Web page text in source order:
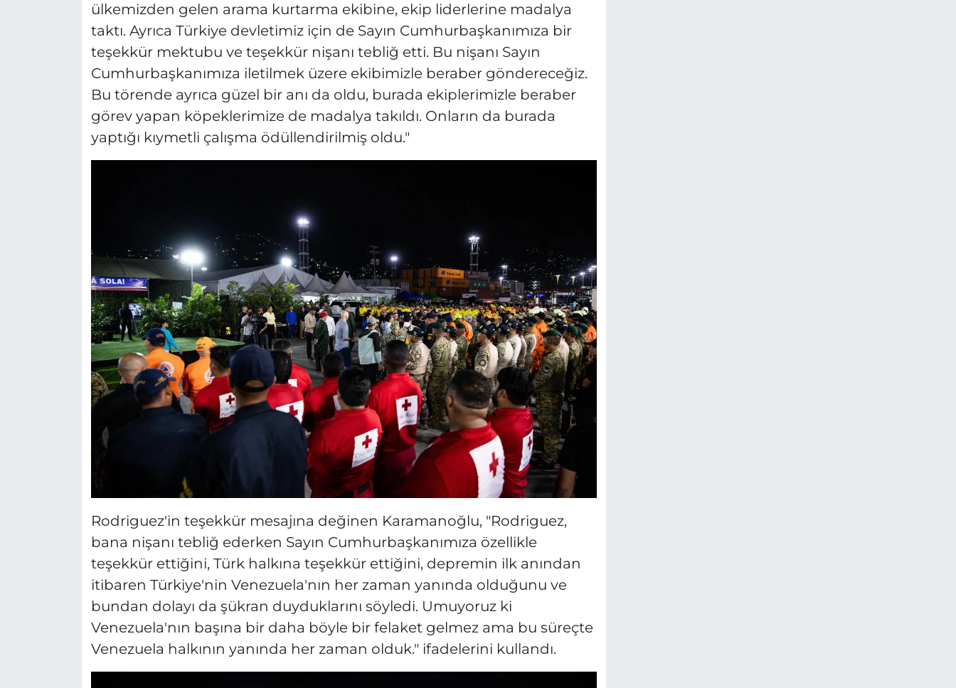
ülkemizden gelen arama kurtarma ekibine, ekip liderlerine madalya
taktı. Ayrıca Türkiye devletimiz için de Sayın Cumhurbaşkanımıza bir
teşekkür mektubu ve teşekkür nişanı tebliğ etti. Bu nişanı Sayın
Cumhurbaşkanımıza iletilmek üzere ekibimizle beraber göndereceğiz.
Bu törende ayrıca güzel bir anı da oldu, burada ekiplerimizle beraber
görev yapan köpeklerimize de madalya takıldı. Onların da burada
yaptığı kıymetli çalışma ödüllendirilmiş oldu."
Rodriguez'in teşekkür mesajına değinen Karamanoğlu, "Rodriguez,
bana nişanı tebliğ ederken Sayın Cumhurbaşkanımıza özellikle
teşekkür ettiğini, Türk halkına teşekkür ettiğini, depremin ilk anından
itibaren Türkiye'nin Venezuela'nın her zaman yanında olduğunu ve
bundan dolayı da şükran duyduklarını söyledi. Umuyoruz ki
Venezuela'nın başına bir daha böyle bir felaket gelmez ama bu süreçte
Venezuela halkının yanında her zaman olduk." ifadelerini kullandı.